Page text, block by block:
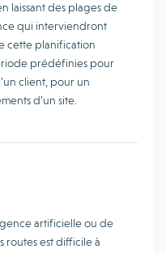
laissant des plages de
qui interviendront
cette planification
prédéfinies pour
client, pour un
d’un site.
artificielle ou de
routes est difficile à